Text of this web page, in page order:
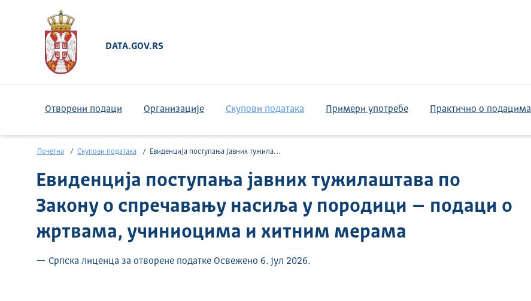
DATA.GOV.RS
Отворени подаци Организације Скупови података Примери употребе Практично о подацима
Почетна Скупови података Евиденција поступања јавних тужилаштава по Закону о спречавању насиља у породици – подаци о жртвама, учиниоцима и хитним мерама
Евиденција поступања јавних тужилаштава по
Закону о спречавању насиља у породици – подаци о
жртвама, учиниоцима и хитним мерама
— Српска лиценца за отворене податке Освежено 6. јул 2026.